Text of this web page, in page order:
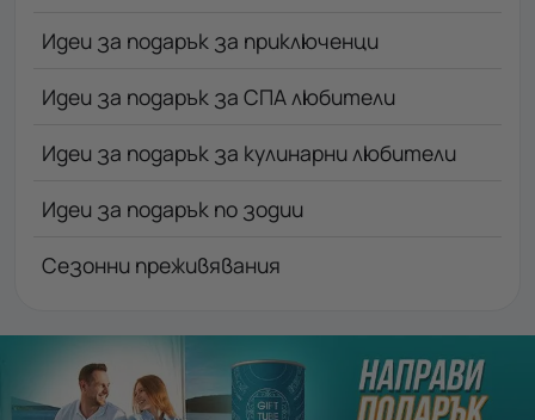
Идеи за подарък за приключенци
Идеи за подарък за СПА любители
Идеи за подарък за кулинарни любители
Идеи за подарък по зодии
Сезонни преживявания